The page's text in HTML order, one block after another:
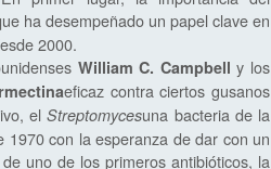
ha desempeñado un papel clave en
2000.
William C. Campbell y los
eficaz contra ciertos gusanos
elStreptomycesuna bacteria de la
con la esperanza de dar con un
uno de los primeros antibióticos, la